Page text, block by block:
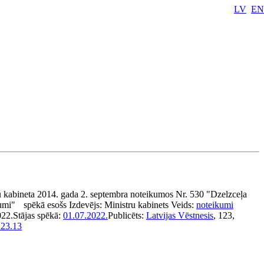
LV EN
2014. gada 2. septembra noteikumos Nr. 530 "Dzelzceļa
spēkā esošs Izdevējs: Ministru kabinets Veids: noteikumi
Stājas spēkā: 01.07.2022.Publicēts: Latvijas Vēstnesis, 123,